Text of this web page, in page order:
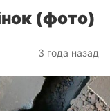
(фото)
3 года назад